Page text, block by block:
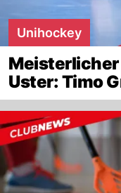
Unihockey
Meisterlicher
Uster: Timo